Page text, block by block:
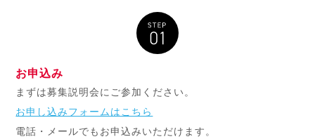
お申込み
まずは募集説明会にご参加ください。
お申し込みフォームはこちら
電話・メールでもお申込みいただけます。